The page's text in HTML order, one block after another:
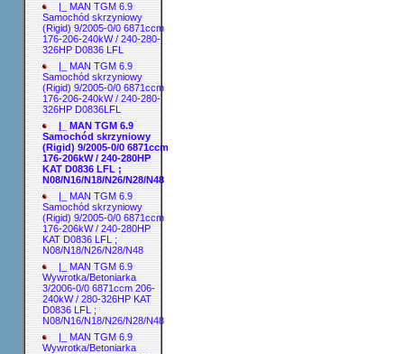
|_ MAN TGM 6.9
Samochód skrzyniowy
(Rigid) 9/2005-0/0 6871ccm
176-206-240kW / 240-280-
326HP D0836 LFL
|_ MAN TGM 6.9
Samochód skrzyniowy
(Rigid) 9/2005-0/0 6871ccm
176-206-240kW / 240-280-
326HP D0836LFL
|_ MAN TGM 6.9
Samochód skrzyniowy
(Rigid) 9/2005-0/0 6871ccm
176-206kW / 240-280HP
KAT D0836 LFL ;
N08/N16/N18/N26/N28/N48
|_ MAN TGM 6.9
Samochód skrzyniowy
(Rigid) 9/2005-0/0 6871ccm
176-206kW / 240-280HP
KAT D0836 LFL ;
N08/N18/N26/N28/N48
|_ MAN TGM 6.9
Wywrotka/Betoniarka
3/2006-0/0 6871ccm 206-
240kW / 280-326HP KAT
D0836 LFL ;
N08/N16/N18/N26/N28/N48
|_ MAN TGM 6.9
Wywrotka/Betoniarka